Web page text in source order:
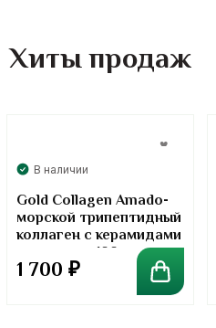
Хиты продаж
В наличии
Gold Collagen Amado-
морской трипептидный
коллаген с керамидами
в порошке. 100 грамм
1 700 ₽